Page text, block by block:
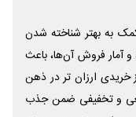
کمک به بهتر شناخته شدن
آمار فروش آن‌ها، باعث
ارزان تر در ذهن
و تخفیفی ضمن جذب